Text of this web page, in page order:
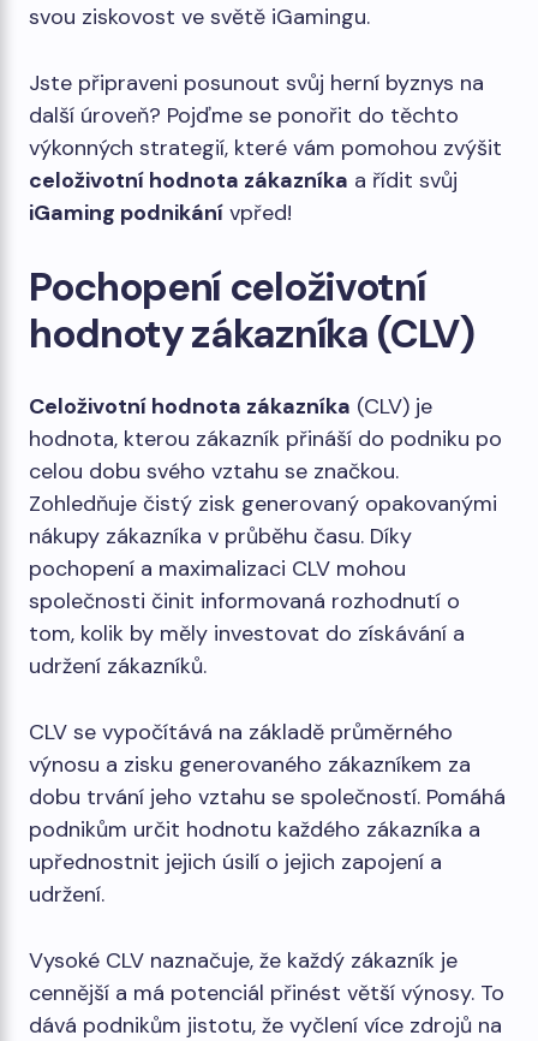
svou ziskovost ve světě iGamingu.
Jste připraveni posunout svůj herní byznys na
další úroveň? Pojďme se ponořit do těchto
výkonných strategií, které vám pomohou zvýšit
celoživotní hodnota zákazníka a řídit svůj
iGaming podnikání vpřed!
Pochopení celoživotní
hodnoty zákazníka (CLV)
Celoživotní hodnota zákazníka (CLV) je
hodnota, kterou zákazník přináší do podniku po
celou dobu svého vztahu se značkou.
Zohledňuje čistý zisk generovaný opakovanými
nákupy zákazníka v průběhu času. Díky
pochopení a maximalizaci CLV mohou
společnosti činit informovaná rozhodnutí o
tom, kolik by měly investovat do získávání a
udržení zákazníků.
CLV se vypočítává na základě průměrného
výnosu a zisku generovaného zákazníkem za
dobu trvání jeho vztahu se společností. Pomáhá
podnikům určit hodnotu každého zákazníka a
upřednostnit jejich úsilí o jejich zapojení a
udržení.
Vysoké CLV naznačuje, že každý zákazník je
cennější a má potenciál přinést větší výnosy. To
dává podnikům jistotu, že vyčlení více zdrojů na